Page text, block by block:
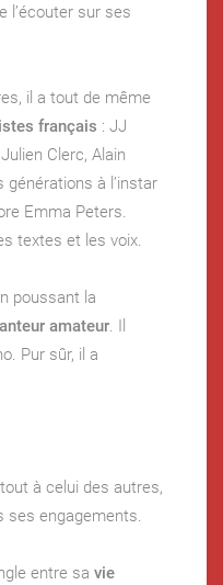
l’écouter sur ses
il a tout de même
français : JJ
Clerc, Alain
générations à l’instar
Emma Peters.
textes et les voix.
poussant la
amateur. Il
Pur sûr, il a
à celui des autres,
ses engagements.
entre sa vie